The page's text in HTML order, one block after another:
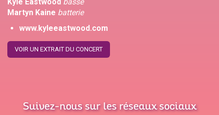
Kyle Eastwood basse
Martyn Kaine batterie
www.kyleeastwood.com
VOIR UN EXTRAIT DU CONCERT
Suivez-nous sur les réseaux sociaux